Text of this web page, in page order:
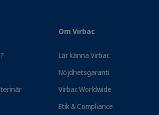
Om Virbac
Lär känna Virbac
Nöjdhetsgaranti
Virbac Worldwide
Etik & Compliance